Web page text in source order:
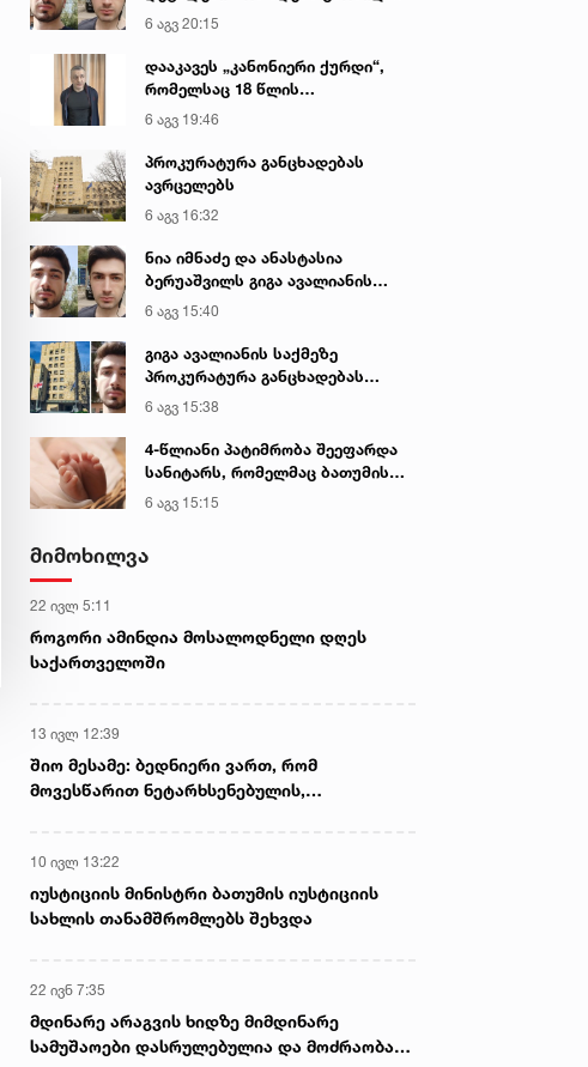
გიგა ავალიანის მკვლელობაზე
6 აგვ 20:15
დააკავეს „კანონიერი ქურდი“,
რომელსაც 18 წლის
განმავლობაში ეძებდნენ
6 აგვ 19:46
პროკურატურა განცხადებას
ავრცელებს
6 აგვ 16:32
ნია იმნაძე და ანასტასია
ბერუაშვილს გიგა ავალიანის
საქმეზე ბრალი წარედგინათ
6 აგვ 15:40
გიგა ავალიანის საქმეზე
პროკურატურა განცხადებას
ავრცელებს
6 აგვ 15:38
4-წლიანი პატიმრობა შეეფარდა
სანიტარს, რომელმაც ბათუმის
კლინიკის საპირფარეშოში
იმშობიარა და ახალშობილს
მიაყენა
6 აგვ 15:15
მიმოხილვა
22 ივლ 5:11
როგორი ამინდია მოსალოდნელი დღეს
საქართველოში
13 ივლ 12:39
შიო მესამე: ბედნიერი ვართ, რომ
მოვესწარით ნეტარხსენებულის,
10 ივლ 13:22
იუსტიციის მინისტრი ბათუმის იუსტიციის
სახლის თანამშრომლებს შეხვდა
22 ივნ 7:35
მდინარე არაგვის ხიდზე მიმდინარე
სამუშაოები დასრულებულია და მოძრაობა